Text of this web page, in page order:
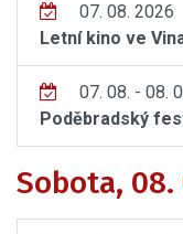
07. 08. 2026
Letní kino ve
07. 08. - 08.
Poděbradský
Sobota, 08.